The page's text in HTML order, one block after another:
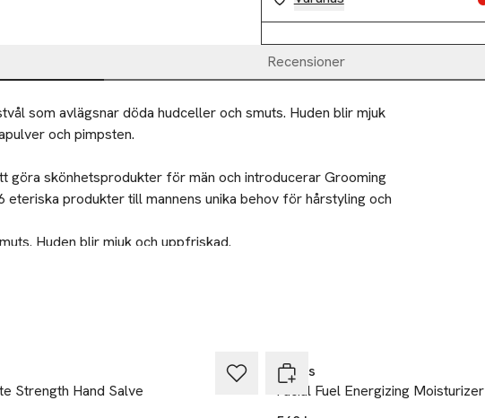
Recensioner
som avlägsnar döda hudceller och smuts. Huden blir mjuk
och pimpsten.
göra skönhetsprodukter för män och introducerar Grooming
eteriska produkter till mannens unika behov för hårstyling och
Huden blir mjuk och uppfriskad.
Strength Hand Salve
Kiehls
Facial Fuel Energizing Moisturizer